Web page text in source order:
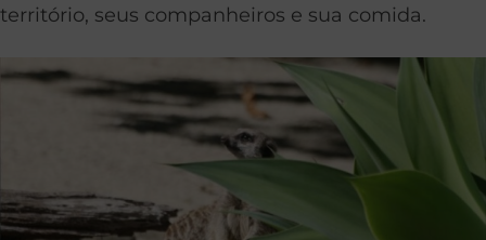
território, seus companheiros e sua comida.